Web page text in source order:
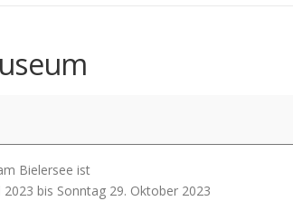
Bielersee ist
bis Sonntag 29. Oktober 2023